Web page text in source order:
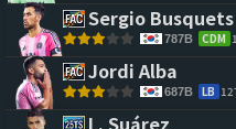
Sergio Busquets
787B CDM
Jordi Alba
687B LB
L. Suárez